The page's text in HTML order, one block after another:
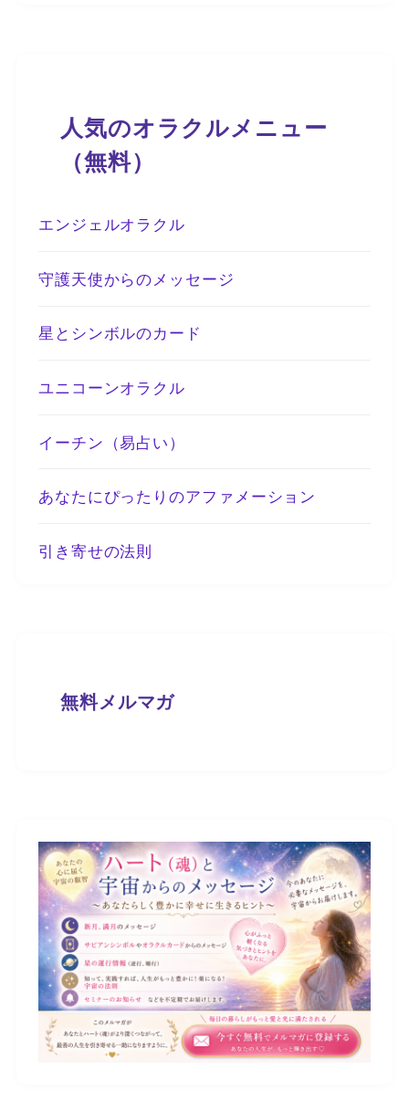
人気のオラクルメニュー
（無料）
エンジェルオラクル
守護天使からのメッセージ
星とシンボルのカード
ユニコーンオラクル
イーチン（易占い）
あなたにぴったりのアファメーション
引き寄せの法則
無料メルマガ